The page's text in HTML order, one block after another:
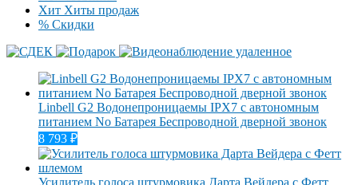
Хит Хиты продаж
% Скидки
Linbell G2 Водонепроницаемы IPX7 с автономным
питанием No Батарея Беспроводной дверной звонок
8 793 ₽
Усилитель голоса штурмовика Дарта Вейдера с Фетт